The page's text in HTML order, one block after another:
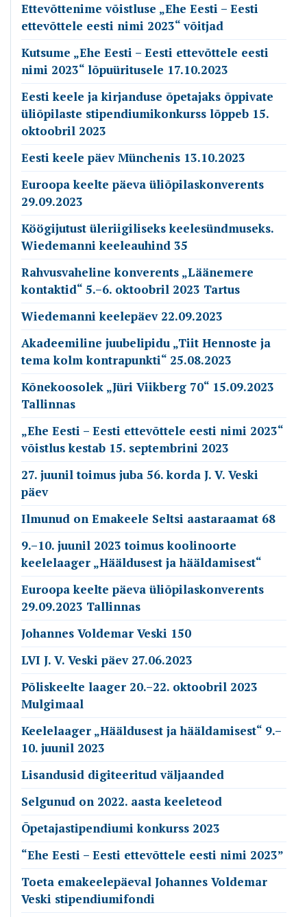
Ettevõttenime võistluse „Ehe Eesti – Eesti
ettevõttele eesti nimi 2023“ võitjad
Kutsume „Ehe Eesti – Eesti ettevõttele eesti
nimi 2023“ lõpuüritusele 17.10.2023
Eesti keele ja kirjanduse õpetajaks õppivate
üliõpilaste stipendiumikonkurss lõppeb 15.
oktoobril 2023
Eesti keele päev Münchenis 13.10.2023
Euroopa keelte päeva üliõpilaskonverents
29.09.2023
Köögijutust üleriigiliseks keelesündmuseks.
Wiedemanni keeleauhind 35
Rahvusvaheline konverents „Läänemere
kontaktid“ 5.–6. oktoobril 2023 Tartus
Wiedemanni keelepäev 22.09.2023
Akadeemiline juubelipidu „Tiit Hennoste ja
tema kolm kontrapunkti“ 25.08.2023
Kõnekoosolek „Jüri Viikberg 70“ 15.09.2023
Tallinnas
„Ehe Eesti – Eesti ettevõttele eesti nimi 2023“
võistlus kestab 15. septembrini 2023
27. juunil toimus juba 56. korda J. V. Veski
päev
Ilmunud on Emakeele Seltsi aastaraamat 68
9.–10. juunil 2023 toimus koolinoorte
keelelaager „Hääldusest ja hääldamisest“
Euroopa keelte päeva üliõpilaskonverents
29.09.2023 Tallinnas
Johannes Voldemar Veski 150
LVI J. V. Veski päev 27.06.2023
Põliskeelte laager 20.–22. oktoobril 2023
Mulgimaal
Keelelaager „Hääldusest ja hääldamisest“ 9.–
10. juunil 2023
Lisandusid digiteeritud väljaanded
Selgunud on 2022. aasta keeleteod
Õpetajastipendiumi konkurss 2023
“Ehe Eesti – Eesti ettevõttele eesti nimi 2023”
Toeta emakeelepäeval Johannes Voldemar
Veski stipendiumifondi